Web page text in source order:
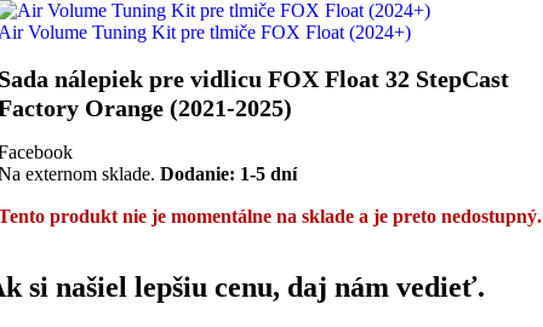
Volume Tuning Kit pre tlmiče FOX Float (2024+)
nálepiek pre vidlicu FOX Float 32 StepCast
Orange (2021-2025)
externom sklade. Dodanie: 1-5 dní
produkt nie je momentálne na sklade a je preto nedostupný.
si našiel lepšiu cenu, daj nám vedieť.